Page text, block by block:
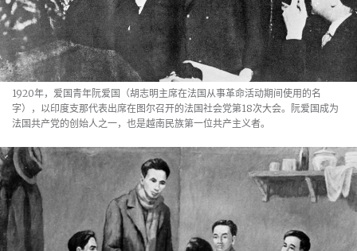
1920年，爱国青年阮爱国（胡志明主席在法国从事革命活动期间使用的名
字），以印度支那代表出席在图尔召开的法国社会党第18次大会。阮爱国成为
法国共产党的创始人之一，也是越南民族第一位共产主义者。